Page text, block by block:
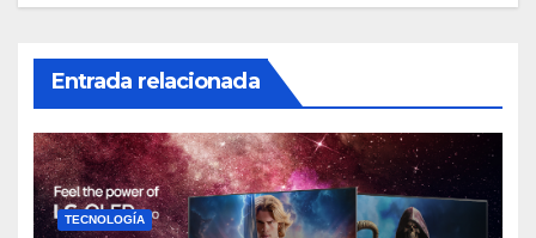
Entrada relacionada
TECNOLOGÍA